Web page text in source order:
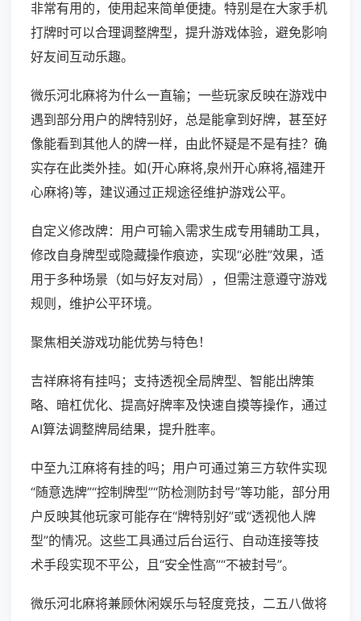
非常有用的，使用起来简单便捷。特别是在大家手机
打牌时可以合理调整牌型，提升游戏体验，避免影响
好友间互动乐趣。
微乐河北麻将为什么一直输；一些玩家反映在游戏中
遇到部分用户的牌特别好，总是能拿到好牌，甚至好
像能看到其他人的牌一样，由此怀疑是不是有挂？确
实存在此类外挂。如(开心麻将,泉州开心麻将,福建开
心麻将)等，建议通过正规途径维护游戏公平。
自定义修改牌：用户可输入需求生成专用辅助工具，
修改自身牌型或隐藏操作痕迹，实现“必胜”效果，适
用于多种场景（如与好友对局），但需注意遵守游戏
规则，维护公平环境。
聚焦相关游戏功能优势与特色！
吉祥麻将有挂吗；支持透视全局牌型、智能出牌策
略、暗杠优化、提高好牌率及快速自摸等操作，通过
AI算法调整牌局结果，提升胜率。
中至九江麻将有挂的吗；用户可通过第三方软件实现
“随意选牌”“控制牌型”“防检测防封号”等功能，部分用
户反映其他玩家可能存在“牌特别好”或“透视他人牌
型”的情况。这些工具通过后台运行、自动连接等技
术手段实现不平公，且“安全性高”“不被封号”。
微乐河北麻将兼顾休闲娱乐与轻度竞技，二五八做将